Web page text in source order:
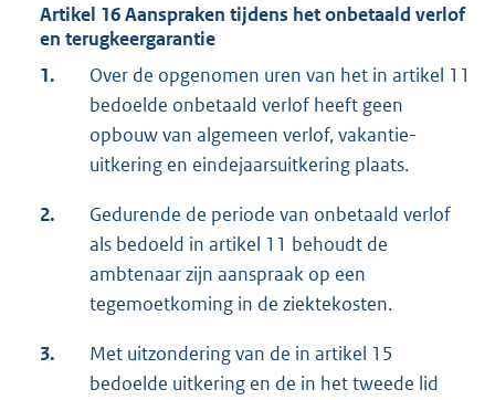
Artikel 16 Aanspraken tijdens het onbetaald verlof
en terugkeergarantie
1.
Over de opgenomen uren van het in artikel 11
bedoelde onbetaald verlof heeft geen
opbouw van algemeen verlof, vakantie-
uitkering en eindejaarsuitkering plaats.
2.
Gedurende de periode van onbetaald verlof
als bedoeld in artikel 11 behoudt de
ambtenaar zijn aanspraak op een
tegemoetkoming in de ziektekosten.
3.
Met uitzondering van de in artikel 15
bedoelde uitkering en de in het tweede lid